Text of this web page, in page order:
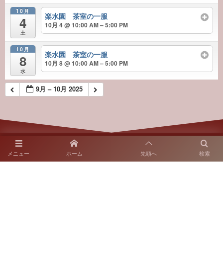
10月
4
土
楽水園 茶室の一服
10月 4 @ 10:00 AM – 5:00 PM
10月
8
水
楽水園 茶室の一服
10月 8 @ 10:00 AM – 5:00 PM
9月 – 10月 2025
メニュー 検索
ホーム 先頭へ